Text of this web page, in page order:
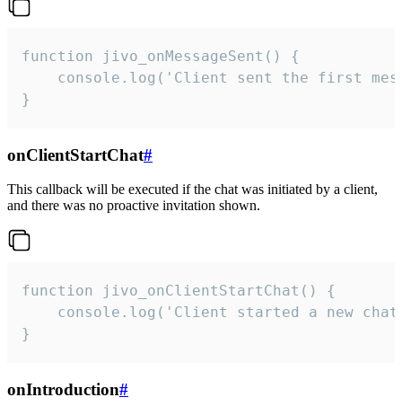
function jivo_onMessageSent() {
console.log('Client sent the first
}
onClientStartChat#
This callback will be executed if the chat was initiated by a client,
and there was no proactive invitation shown.
function jivo_onClientStartChat() {
console.log('Client started a new
}
onIntroduction#